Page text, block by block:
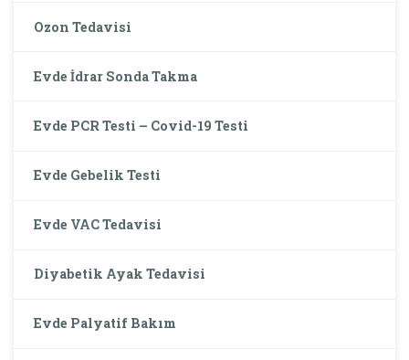
Ozon Tedavisi
Evde İdrar Sonda Takma
Evde PCR Testi – Covid-19 Testi
Evde Gebelik Testi
Evde VAC Tedavisi
Diyabetik Ayak Tedavisi
Evde Palyatif Bakım